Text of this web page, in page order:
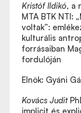
Kristóf Ildikó, a
MTA BTK NTI:
voltak”:
kulturális
forrásaiban
fordulóján
Elnök: Gyáni
Kovács Judit
implicit és